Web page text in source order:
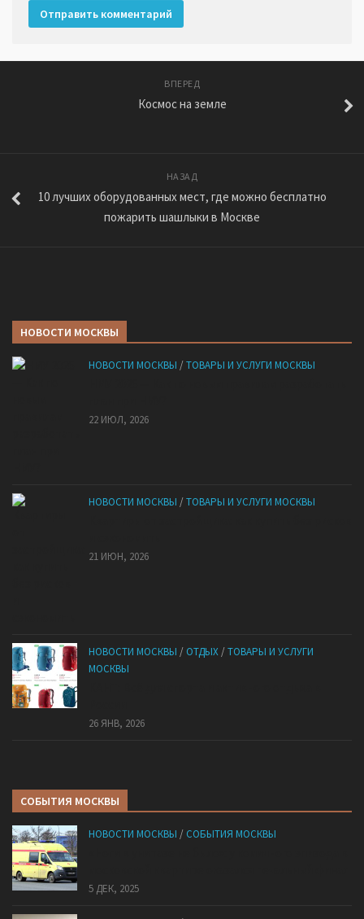
ВПЕРЕД
Космос на земле
НАЗАД
10 лучших оборудованных мест, где можно бесплатно
пожарить шашлыки в Москве
НОВОСТИ МОСКВЫ
НОВОСТИ МОСКВЫ /ТОВАРЫ И УСЛУГИ МОСКВЫ
22 ИЮЛ, 2026
НОВОСТИ МОСКВЫ /ТОВАРЫ И УСЛУГИ МОСКВЫ
21 ИЮН, 2026
НОВОСТИ МОСКВЫ / ОТДЫХ /ТОВАРЫ И УСЛУГИ
МОСКВЫ
26 ЯНВ, 2026
СОБЫТИЯ МОСКВЫ
НОВОСТИ МОСКВЫ / СОБЫТИЯ МОСКВЫ
5 ДЕК, 2025